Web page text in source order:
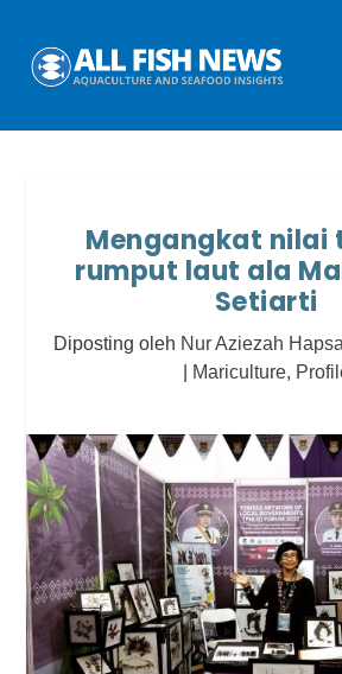
Mengangkat nilai
rumput laut ala
Setiarti
Diposting oleh Nur Aziezah
Mariculture,